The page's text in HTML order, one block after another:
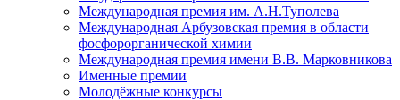
Международная премия им. А.Н.Туполева
Международная Арбузовская премия в области
фосфорорганической химии
Международная премия имени В.В. Марковникова
Именные премии
Молодёжные конкурсы